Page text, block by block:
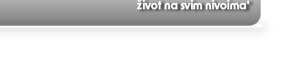
život na svim nivoima'